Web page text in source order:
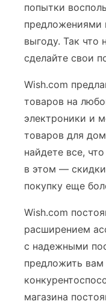
попытки
предложениями
выгоду. Так что
сделайте свои
Wish.com
товаров на
электроники и
товаров для
найдете все,
в этом —
покупку еще
Wish.com
расширением
с надежными
предложить
магазина